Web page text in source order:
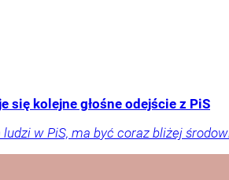
się kolejne głośne odejście z PiS
w PiS, ma być coraz bliżej